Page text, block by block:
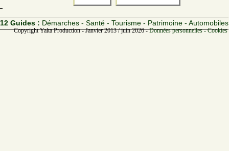
12 Guides : Démarches - Santé - Tourisme - Patrimoine - Automobiles
Copyright Yalta Production - Janvier 2013 / juin 2026 -Données personnelles -